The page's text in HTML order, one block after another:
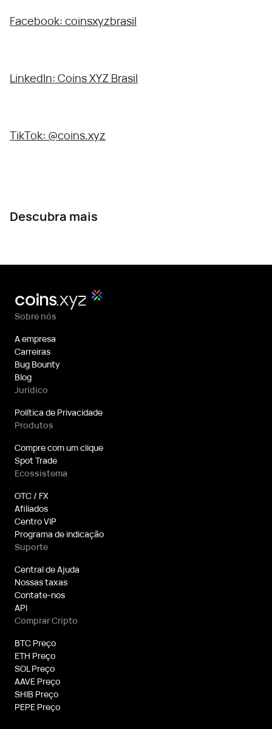
Facebook: coinsxyzbrasil
LinkedIn: Coins XYZ Brasil
TikTok: @coins.xyz
Descubra mais
Sobre nós
A empresa
Carreiras
Bug Bounty
Blog
Jurídico
Política de Privacidade
Produtos
Compre com um clique
Spot Trade
Ecossistema
OTC / FX
Afiliados
Centro VIP
Programa de indicação
Suporte
Central de Ajuda
Nossas taxas
Contate-nos
API
Comprar Cripto
BTC Preço
ETH Preço
SOL Preço
AAVE Preço
SHIB Preço
PEPE Preço